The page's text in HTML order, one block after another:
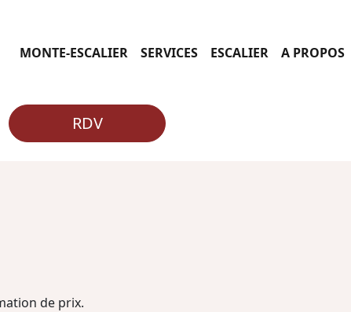
MONTE-ESCALIER SERVICES ESCALIER A PROPOS
RDV
de prix.